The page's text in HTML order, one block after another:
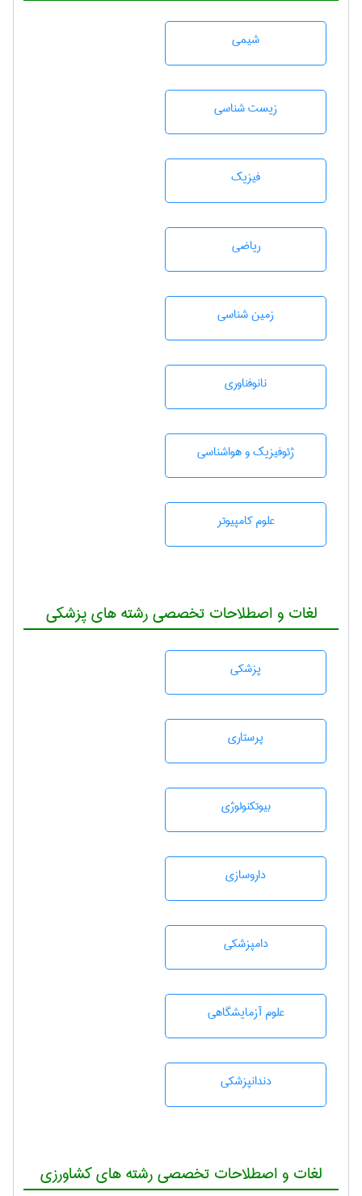
شيمی
زيست شناسی
فیزیک
رياضی
زمين شناسی
نانوفناوری
ژئوفيزيك و هواشناسی
علوم کامپیوتر
لغات و اصطلاحات تخصصی رشته های پزشکی
پزشكی
پرستاری
بيوتكنولوژی
داروسازی
دامپزشكی
علوم آزمايشگاهی
دندانپزشكی
لغات و اصطلاحات تخصصی رشته های کشاورزی